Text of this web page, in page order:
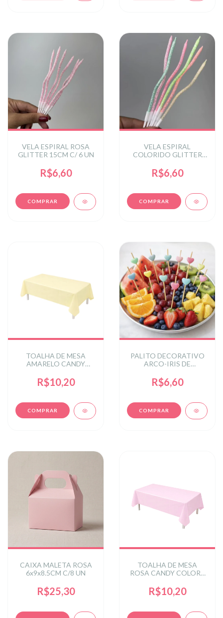
VELA ESPIRAL ROSA
GLITTER 15CM C/ 6 UN
R$6,60
VELA ESPIRAL
COLORIDO GLITTER
R$6,60
TOALHA DE MESA
AMARELO CANDY
C/1 UN
R$10,20
PALITO DECORATIVO
ARCO-IRIS DE
UN
R$6,60
CAIXA MALETA ROSA
6x9x8.5CM C/8 UN
R$25,30
TOALHA DE MESA
ROSA CANDY COLORS
R$10,20